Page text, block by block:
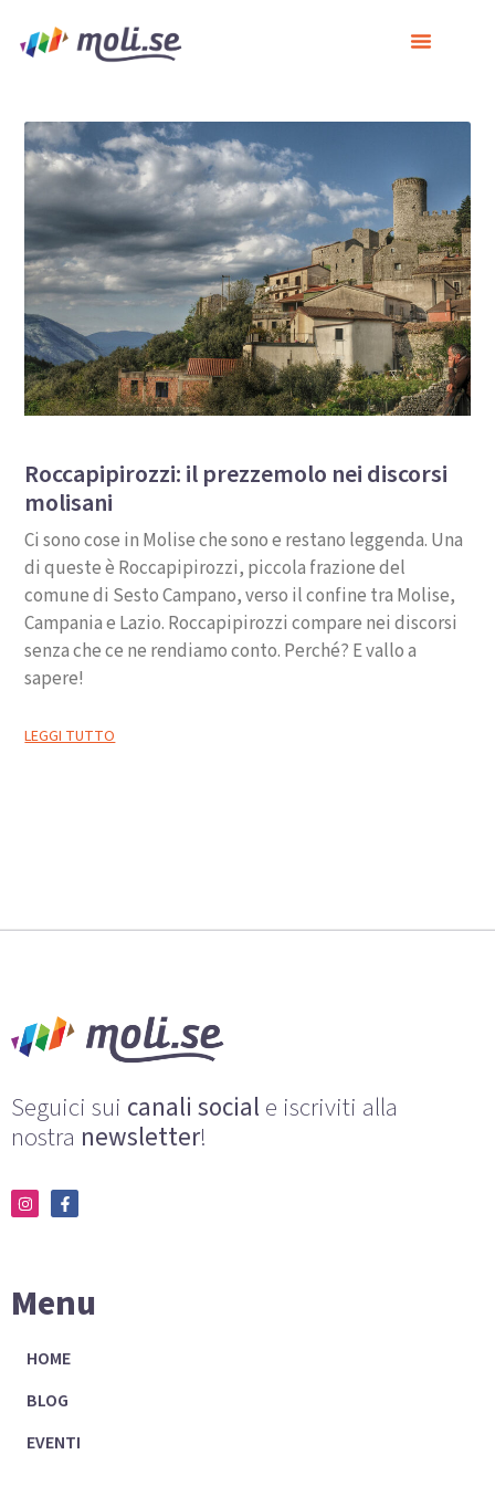
Roccapipirozzi: il prezzemolo nei discorsi
molisani
Ci sono cose in Molise che sono e restano leggenda. Una
di queste è Roccapipirozzi, piccola frazione del
comune di Sesto Campano, verso il confine tra Molise,
Campania e Lazio. Roccapipirozzi compare nei discorsi
senza che ce ne rendiamo conto. Perché? E vallo a
sapere!
LEGGI TUTTO
Seguici sui canali social e iscriviti alla
nostra newsletter!
Menu
HOME
BLOG
EVENTI